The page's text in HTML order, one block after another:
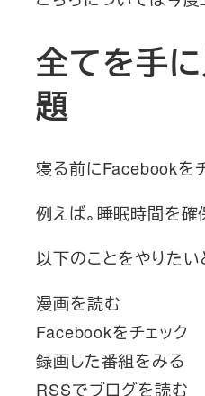
全てを手
題
寝る前にFacebookを
例えば。睡眠時間を確
以下のことをやりたい
漫画を読む
Facebookをチェック
録画した番組をみる
RSSでブログを読む